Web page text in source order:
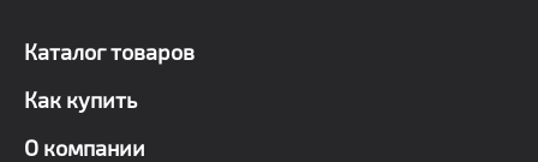
Каталог товаров
Как купить
О компании